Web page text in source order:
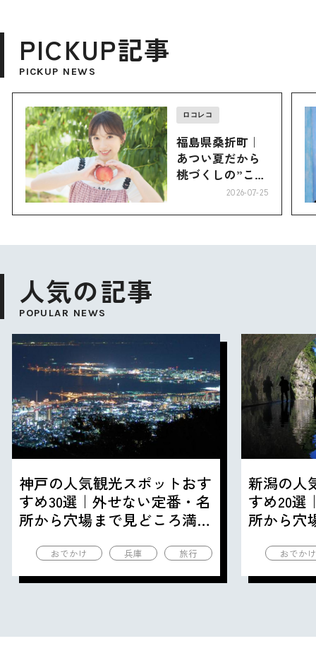
PICKUP記事
PICKUP NEWS
ロコレコ
福島県桑折町｜
あつい夏だから
桃づくしの”こお
2026-07-25
人気の記事
POPULAR NEWS
神戸の人気観光スポットおす
すめ30選｜外せない定番・名
所から穴場まで見どころ満載
おでかけ 兵庫 旅行
新潟の人
すめ20選
所から穴
おでか